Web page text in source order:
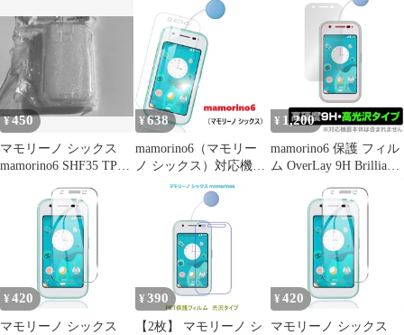
バー 保護 スマホ tpuケ
ース 透明 クリア キッ
ズ 学校 小学校 子ども
こども マモリーノ シッ
クス mamorino 6 au
mamorino6ケース
ーノ シックス 保護ケー
ス スマホケース TPU
スマホカバー 携帯電話
ケース 衝撃吸収 擦り傷
防止 耐衝撃 薄型 軽量
ソフトケース クリア 滑
り止め プラスチック マ
イクロドット加工 黄変
撃 上質 TPU ソフト 透
明 クリア ケース A206
¥450
マモリーノ シックス
mamorino6 SHF35 TPU
¥638
mamorino6（マモリー
ノ シックス）対応機種
2.5D 強化ガラス 液晶フ
ィルム 高透過性 耐衝撃
硬度9H 指紋 汚れ付着
防止 飛散防止 ラウンド
エッジ加工 気泡ゼロ
(クリア、ブルーライト
カット)2色選択
¥ 1,200
mamorino6 保護 フィル
ム OverLay 9H Brilliant
タイ マモリーノ シック
ス 9H 高硬度 透明 高光
¥ 420
マモリーノ シックス
¥ 390
【2枚】 マモリーノ シ
¥ 420
マモリーノ シックス